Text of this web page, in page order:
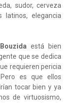
sudor, cerveza
latinos, elegancia
está bien
que se dedica
requieren pericia
es que ellos
tocar bien y ya
de virtuosismo,